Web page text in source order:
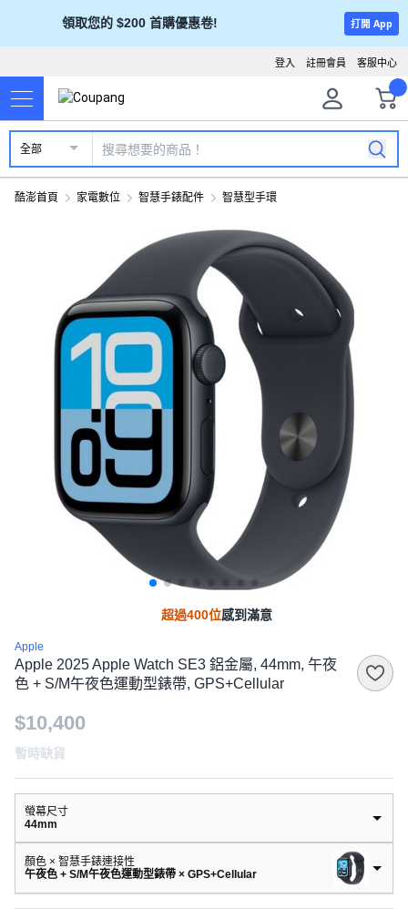
領取您的 $200 首購優惠卷! 打開 App
客服中心
註冊會員
登入
全部
酷澎首頁 家電數位 智慧手錶配件 智慧型手環
超過400位感到滿意
Apple
Apple 2025 Apple Watch SE3 鋁金屬, 44mm, 午夜
色 + S/M午夜色運動型錶帶, GPS+Cellular
$10,400
暫時缺貨
螢幕尺寸
44mm
顏色 × 智慧手錶連接性
午夜色 + S/M午夜色運動型錶帶 × GPS+Cellular